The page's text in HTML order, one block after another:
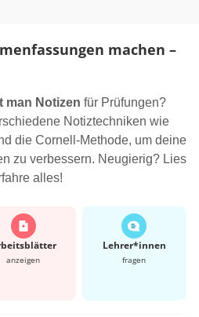
machen –
man Notizen für Prüfungen?
Notiztechniken wie
die Cornell-Methode, um deine
zu verbessern. Neugierig? Lies
alles!
anzeigen
Lehrer*​innen
fragen